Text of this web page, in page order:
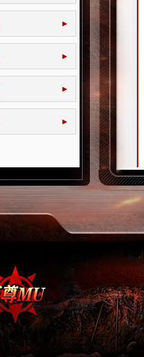
▾
▾
▾
▾